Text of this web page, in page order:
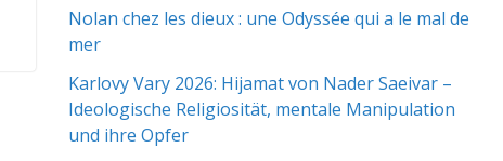
Nolan chez les dieux : une Odyssée qui a le mal de
mer
Karlovy Vary 2026: Hijamat von Nader Saeivar​​ –
Ideologische Religiosität, mentale Manipulation
und ihre Opfer